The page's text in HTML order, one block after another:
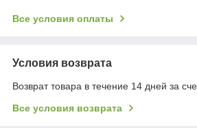
Все условия оплаты
Условия возврата
Возврат товара в течение 14 дней за
Все условия возврата